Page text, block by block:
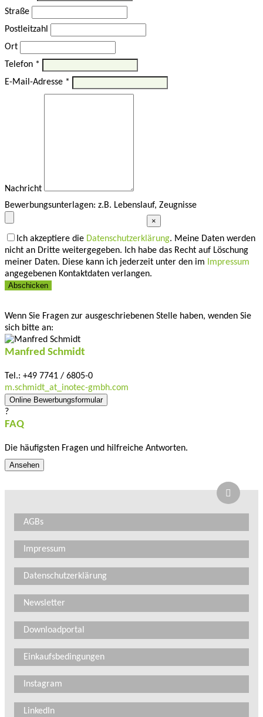
Straße
Postleitzahl
Ort
Telefon *
E-Mail-Adresse *
Nachricht
Leave empty
Bewerbungsunterlagen: z.B. Lebenslauf, Zeugnisse
×
Ich akzeptiere die Datenschutzerklärung. Meine Daten werden
nicht an Dritte weitergegeben. Ich habe das Recht auf Löschung
meiner Daten. Diese kann ich jederzeit unter den im Impressum
angegebenen Kontaktdaten verlangen.
Abschicken
Wenn Sie Fragen zur ausgeschriebenen Stelle haben, wenden Sie
sich bitte an:
Manfred Schmidt
Tel.: +49 7741 / 6805-0
m.schmidt _at_ inotec-gmbh.com
Online Bewerbungsformular
?
FAQ
Die häufigsten Fragen und hilfreiche Antworten.
Ansehen
AGBs
Impressum
Datenschutzerklärung
Newsletter
Downloadportal
Einkaufsbedingungen
Instagram
LinkedIn